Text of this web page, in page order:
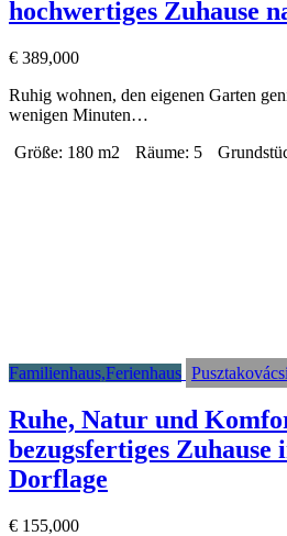
hochwertiges Zuhause
€ 389,000
Ruhig wohnen, den eigenen Garten
wenigen Minuten…
Größe: 180 m2 Räume: 5
Familienhaus,Ferienhaus Pusztakovácsi
Ruhe, Natur und
bezugsfertiges
Dorflage
€ 155,000